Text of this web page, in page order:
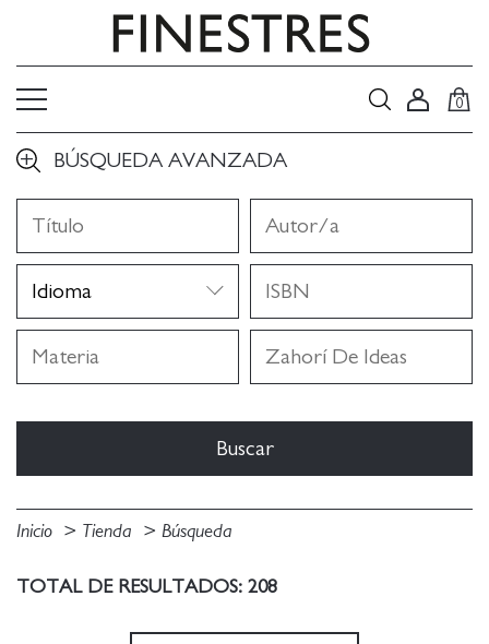
0
BÚSQUEDA AVANZADA
Inicio Tienda Búsqueda
TOTAL DE RESULTADOS: 208